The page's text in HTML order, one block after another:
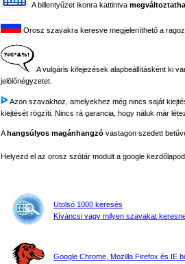
A billentyűzet ikonra kattintva
Orosz szavakra keresve megjeleníthető a
A vulgáris kifejezések alapbeállításként ki
jelölőnégyzetet.
Azon szavakhoz, amelyekhez még nincs saját
kiejtését rögzíti. Nincs rá garancia, hogy náluk már
Ahangsúlyos magánhangzó vastagon szedett
Helyezd el az orosz szótár modult a google
Utolsó 1000 keresés
Kíváncsi vagy milyen szavakat
Google Chrome, Mozilla Firefox és IE